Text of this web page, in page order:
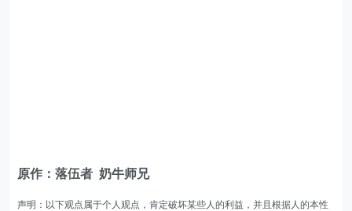
原作：落伍者 奶牛师兄
声明：以下观点属于个人观点，肯定破坏某些人的利益，并且根据人的本性